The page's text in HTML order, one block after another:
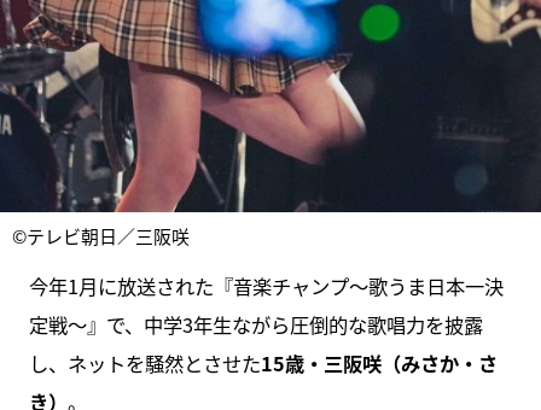
©テレビ朝日／三阪咲
今年1月に放送された『音楽チャンプ～歌うま日本一決
定戦～』で、中学3年生ながら圧倒的な歌唱力を披露
し、ネットを騒然とさせた15歳・三阪咲（みさか・さ
き） 。